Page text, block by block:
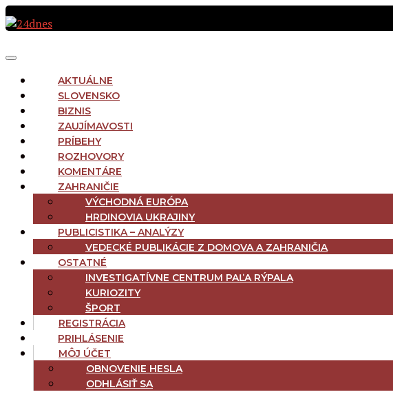
Preskočiť
na
Menu
AKTUÁLNE
SLOVENSKO
BIZNIS
ZAUJÍMAVOSTI
PRÍBEHY
ROZHOVORY
KOMENTÁRE
ZAHRANIČIE
VÝCHODNÁ EURÓPA
HRDINOVIA UKRAJINY
PUBLICISTIKA – ANALÝZY
VEDECKÉ PUBLIKÁCIE Z DOMOVA A ZAHRANIČIA
OSTATNÉ
INVESTIGATÍVNE CENTRUM PAĽA RÝPALA
KURIOZITY
ŠPORT
REGISTRÁCIA
PRIHLÁSENIE
MÔJ ÚČET
OBNOVENIE HESLA
ODHLÁSIŤ SA